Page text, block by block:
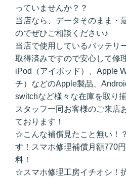
っていませんか？？
当店なら、データそのまま・
のでぜひご相談ください♪
当店で使用しているバッテリ
取得済みですので安心して修
iPod（アイポッド）、Apple
チ）などのApple製品、
switchなど様々な在庫を取り
スタッフ一同お客様のご来店
ております！
☆こんな補償見たこと無い！
す！スマホ修理補償月額770
料！
☆スマホ修理工房イチオシ！